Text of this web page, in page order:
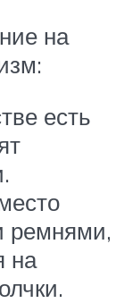
на
есть
ремнями,
на